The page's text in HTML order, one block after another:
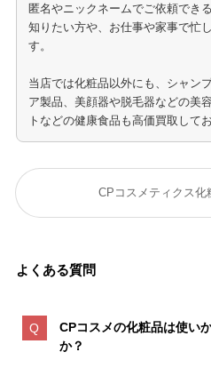
匿名やニックネームでご依頼でき
知りたい方や、お仕事や家事で忙
す。
当店では化粧品以外にも、シャン
ア製品、美顔器や脱毛器などの美
トなどの健康食品も高価買取して
CPコスメティクス化
よくある質問
CPコスメの化粧品は使い
か？